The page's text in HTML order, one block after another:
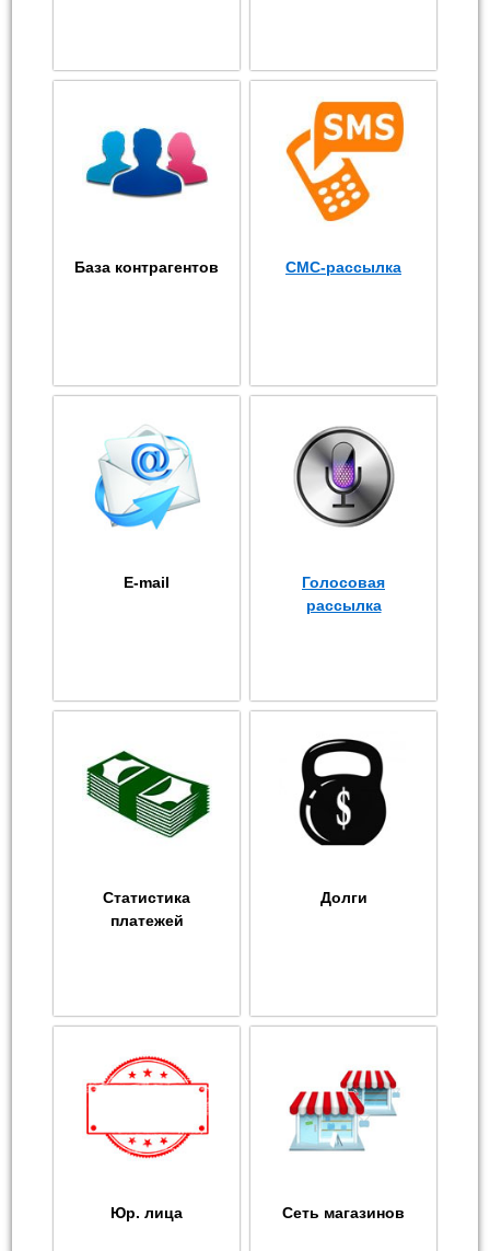
База контрагентов СМС-рассылка
E-mail
Голосовая
рассылка
Статистика
платежей
Долги
Юр. лица Сеть магазинов